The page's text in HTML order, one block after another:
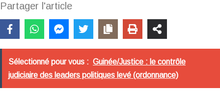
Partager l'article
Sélectionné pour vous : Guinée/Justice : le contrôle
judiciaire des leaders politiques levé (ordonnance)